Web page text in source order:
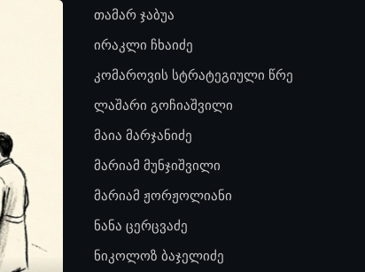
თამარ ჯაბუა
ირაკლი ჩხაიძე
კომაროვის სტრატეგიული წრე
ლაშარი გოჩიაშვილი
მაია მარჯანიძე
მარიამ მუნჯიშვილი
მარიამ ჟორჟოლიანი
ნანა ცერცვაძე
ნიკოლოზ ბაჯელიძე